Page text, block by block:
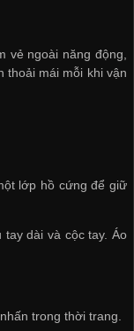
vẻ ngoài năng động,
thoải mái mỗi khi vận
lớp hồ cứng để giữ
dài và cộc tay. Áo
trong thời trang.